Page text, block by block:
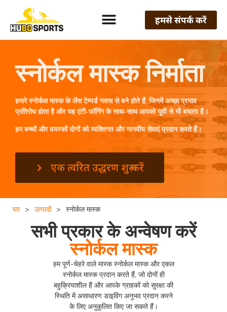
हमसे संपर्क करें
स्नोर्कल मास्क निर्माता
हमारे स्नोर्कल मास्क के लेंस टेम्पर्ड ग्लास से बने होते हैं, जिनमें अच्छा प्रभाव
प्रतिरोध होता है और यह एंटी-फॉगिंग के साथ-साथ आपको यूवी से भी बचाता है।
हम बच्चों और वयस्कों दोनों को व्यक्तिगत और मानवीय सेवाएं प्रदान करते हैं।
एक त्वरित उद्धरण शुरू करें
घर > उत्पादों > स्नोर्कल मास्क
सभी प्रकार के अन्वेषण करें
स्नोर्कल मास्क
हम पूर्ण-चेहरे वाले मास्क स्नोर्कल मास्क और एकल
स्नोर्कल मास्क प्रदान करते हैं, जो दोनों ही
बहुक्रियाशील हैं और आपके ग्राहकों को सुरक्षा की
स्थिति में असाधारण डाइविंग अनुभव प्रदान करने
के लिए अनुकूलित किए जा सकते हैं।